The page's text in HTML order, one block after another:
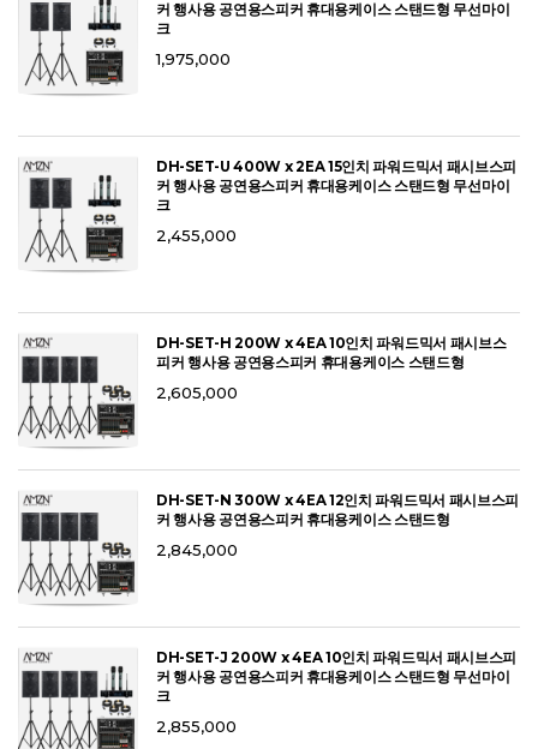
커 행사용 공연용스피커 휴대용케이스 스탠드형 무선마이
크
1,975,000
DH-SET-U 400W x 2EA 15인치 파워드믹서 패시브스피
커 행사용 공연용스피커 휴대용케이스 스탠드형 무선마이
크
2,455,000
DH-SET-H 200W x 4EA 10인치 파워드믹서 패시브스
피커 행사용 공연용스피커 휴대용케이스 스탠드형
2,605,000
DH-SET-N 300W x 4EA 12인치 파워드믹서 패시브스피
커 행사용 공연용스피커 휴대용케이스 스탠드형
2,845,000
DH-SET-J 200W x 4EA 10인치 파워드믹서 패시브스피
커 행사용 공연용스피커 휴대용케이스 스탠드형 무선마이
크
2,855,000